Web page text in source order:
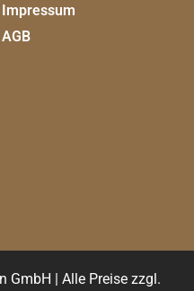
Impressum
AGB
GmbH | Alle Preise zzgl.